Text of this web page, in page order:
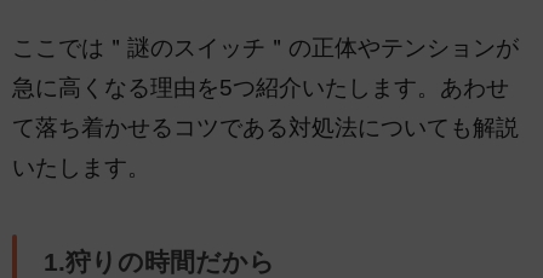
ここでは＂謎のスイッチ＂の正体やテンションが
急に高くなる理由を5つ紹介いたします。あわせ
て落ち着かせるコツである対処法についても解説
いたします。
1.狩りの時間だから